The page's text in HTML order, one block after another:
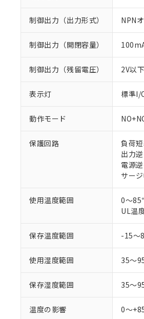
制御出力（出力形式） NPN
制御出力（開閉容量）
制御出力（残留電圧） 2V以
表示灯 標準I/
動作モード
保護回路
負荷
出力
電源
サー
使用温度範囲
0～
UL温
保存温度範囲 -15～
使用湿度範囲 35～
保存湿度範囲 35～
温度の影響 0～